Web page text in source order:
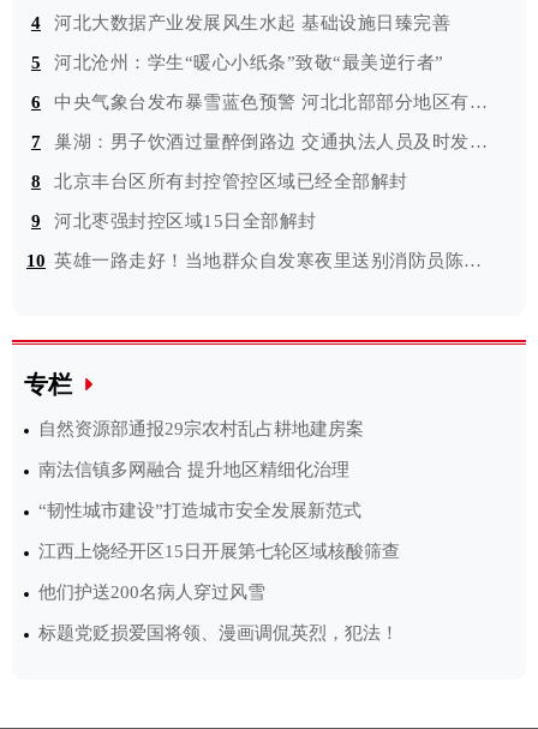
4
河北大数据产业发展风生水起 基础设施日臻完善
5
河北沧州：学生“暖心小纸条”致敬“最美逆行者”
6
中央气象台发布暴雪蓝色预警 河北北部部分地区有大雪
7
巢湖：男子饮酒过量醉倒路边 交通执法人员及时发现并救助
8
北京丰台区所有封控管控区域已经全部解封
9
河北枣强封控区域15日全部解封
10
英雄一路走好！当地群众自发寒夜里送别消防员陈建军
专栏
自然资源部通报29宗农村乱占耕地建房案
南法信镇多网融合 提升地区精细化治理
“韧性城市建设”打造城市安全发展新范式
江西上饶经开区15日开展第七轮区域核酸筛查
他们护送200名病人穿过风雪
标题党贬损爱国将领、漫画调侃英烈，犯法！